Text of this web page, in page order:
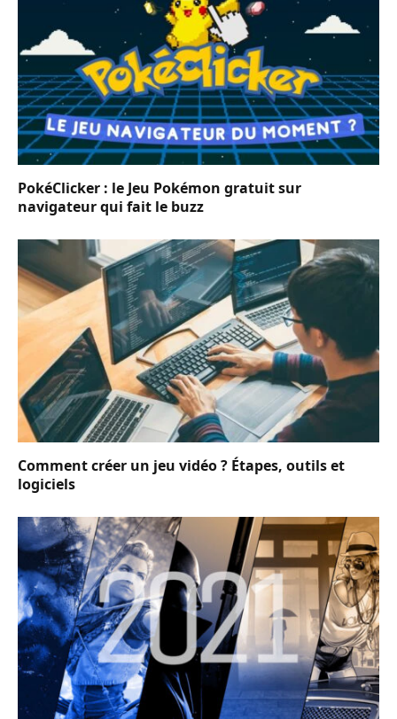
PokéClicker : le Jeu Pokémon gratuit sur
navigateur qui fait le buzz
Comment créer un jeu vidéo ? Étapes, outils et
logiciels